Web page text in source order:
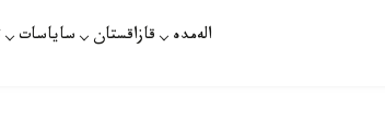
الەمدە قازاقستان ساياسات